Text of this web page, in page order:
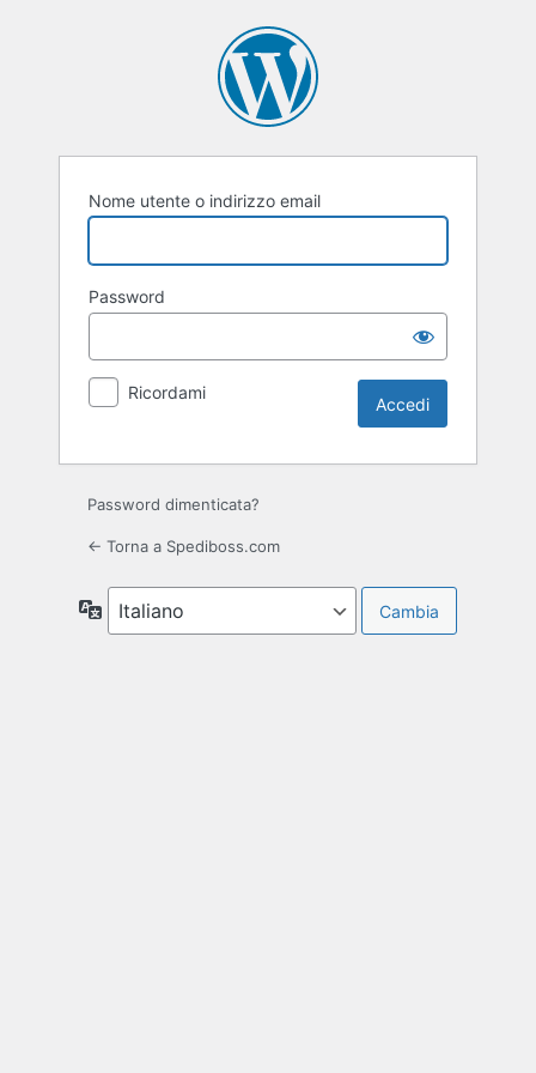
Nome utente o indirizzo email
Password
Ricordami
Password dimenticata?
← Torna a Spediboss.com
Lingua